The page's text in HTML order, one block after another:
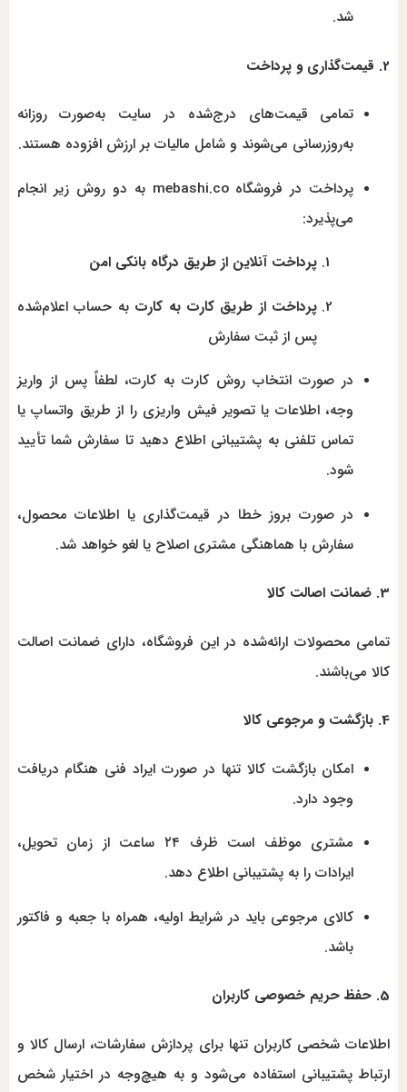
شد.
2. قیمت‌گذاری و پرداخت
تمامی قیمت‌های درج‌شده در سایت به‌صورت روزانه
به‌روزرسانی می‌شوند و شامل مالیات بر ارزش افزوده هستند.
پرداخت در فروشگاه mebashi.co به دو روش زیر انجام
می‌پذیرد:
پرداخت آنلاین از طریق درگاه بانکی امن
پرداخت از طریق کارت به کارت به حساب اعلام‌شده
پس از ثبت سفارش
در صورت انتخاب روش کارت به کارت، لطفاً پس از واریز
وجه، اطلاعات یا تصویر فیش واریزی را از طریق واتساپ یا
تماس تلفنی به پشتیبانی اطلاع دهید تا سفارش شما تأیید
شود.
در صورت بروز خطا در قیمت‌گذاری یا اطلاعات محصول،
سفارش با هماهنگی مشتری اصلاح یا لغو خواهد شد.
3. ضمانت اصالت کالا
تمامی محصولات ارائه‌شده در این فروشگاه، دارای ضمانت اصالت
کالا می‌باشند.
4. بازگشت و مرجوعی کالا
امکان بازگشت کالا تنها در صورت ایراد فنی هنگام دریافت
وجود دارد.
مشتری موظف است ظرف ۲۴ ساعت از زمان تحویل،
ایرادات را به پشتیبانی اطلاع دهد.
کالای مرجوعی باید در شرایط اولیه، همراه با جعبه و فاکتور
باشد.
5. حفظ حریم خصوصی کاربران
اطلاعات شخصی کاربران تنها برای پردازش سفارشات، ارسال کالا و
ارتباط پشتیبانی استفاده می‌شود و به هیچ‌وجه در اختیار شخص